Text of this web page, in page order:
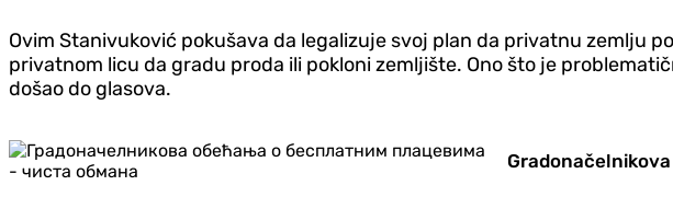
Ovim Stanivuković pokušava da legalizuje svoj plan da privatnu zemlju
privatnom licu da gradu proda ili pokloni zemljište. Ono što je
došao do glasova.